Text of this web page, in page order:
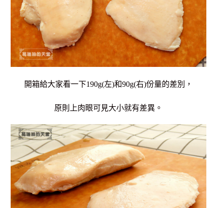
開箱給大家看一下190g(左)和90g(右)份量的差別，
原則上肉眼可見大小就有差異。